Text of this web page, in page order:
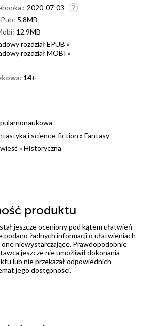
: 2020-07-03
5.8MB
12.9MB
rozdział EPUB »
rozdział MOBI »
14+
i science-fiction » Fantasy
» Historyczna
produktu
jeszcze oceniony pod kątem ułatwień
podano żadnych informacji o ułatwieniach
niewystarczające. Prawdopodobnie
jeszcze nie umożliwił dokonania
lub nie przekazał odpowiednich
jego dostępności.